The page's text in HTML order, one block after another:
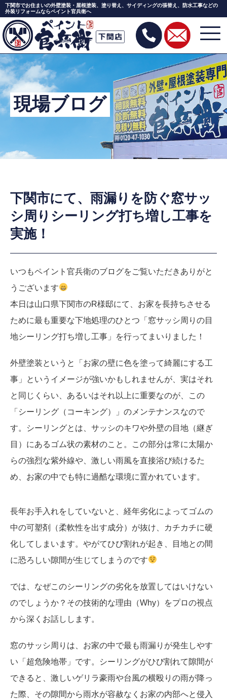
Skip
to
the
content
下関市でお住まいの外壁塗装・屋根塗装、塗り替え、サイディングの張替え、防水工事などの
外装リフォームならペイント官兵衛へ
現場ブログ
下関市にて、雨漏りを防ぐ窓サッ
シ周りシーリング打ち増し工事を
実施！
いつもペイント官兵衛のブログをご覧いただきありがと
うございます
本日は山口県下関市のR様邸にて、お家を長持ちさせる
ために最も重要な下地処理のひとつ「窓サッシ周りの目
地シーリング打ち増し工事」を行ってまいりました！
外壁塗装というと「お家の壁に色を塗って綺麗にする工
事」というイメージが強いかもしれませんが、実はそれ
と同じくらい、あるいはそれ以上に重要なのが、この
「シーリング（コーキング）」のメンテナンスなので
す。シーリングとは、サッシのキワや外壁の目地（継ぎ
目）にあるゴム状の素材のこと。この部分は常に太陽か
らの強烈な紫外線や、激しい雨風を直接浴び続けるた
め、お家の中でも特に過酷な環境に置かれています。
長年お手入れをしていないと、経年劣化によってゴムの
中の可塑剤（柔軟性を出す成分）が抜け、カチカチに硬
化してしまいます。やがてひび割れが起き、目地との間
に恐ろしい隙間が生じてしまうのです
では、なぜこのシーリングの劣化を放置してはいけない
のでしょうか？その技術的な理由（Why）をプロの視点
から深くお話しします。
窓のサッシ周りは、お家の中で最も雨漏りが発生しやす
い「超危険地帯」です。シーリングがひび割れて隙間が
できると、激しいゲリラ豪雨や台風の横殴りの雨が降っ
た際、その隙間から雨水が容赦なくお家の内部へと侵入